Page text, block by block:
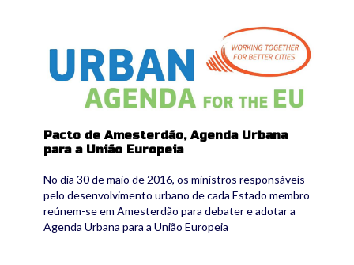
Pacto de Amesterdão, Agenda Urbana
para a União Europeia
No dia 30 de maio de 2016, os ministros responsáveis
pelo desenvolvimento urbano de cada Estado membro
reúnem-se em Amesterdão para debater e adotar a
Agenda Urbana para a União Europeia